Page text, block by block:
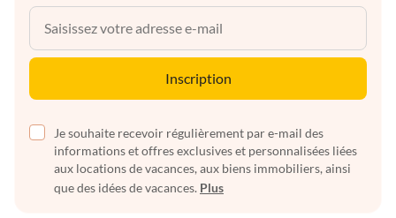
Inscription
Je souhaite recevoir régulièrement par e-mail des
informations et offres exclusives et personnalisées liées
aux locations de vacances, aux biens immobiliers, ainsi
que des idées de vacances. Plus